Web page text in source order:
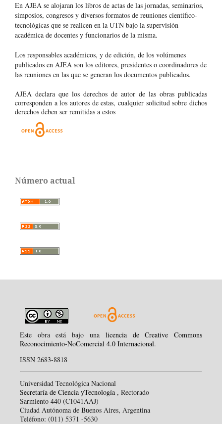
En AJEA se alojaran los libros de actas de las jornadas, seminarios,
simposios, congresos y diversos formatos de reuniones científico-
tecnológícas que se realicen en la UTN bajo la supervisión
académica de docentes y funcionarios de la misma.
Los responsables académicos, y de edición, de los volúmenes
publicados en AJEA son los editores, presidentes o coordinadores de
las reuniones en las que se generan los documentos publicados.
AJEA declara que los derechos de autor de las obras publicadas
corresponden a los autores de estas, cualquier solicitud sobre dichos
derechos deben ser remitidas a estos
Número actual
Este obra está bajo unalicencia de Creative Commons
Reconocimiento-NoComercial 4.0 Internacional.
ISSN 2683-8818
Universidad Tecnológica Nacional
Secretaría de Ciencia yTecnología , Rectorado
Sarmiento 440 (C1041AAJ)
Ciudad Autónoma de Buenos Aires, Argentina
Teléfono: (011) 5371 -5630